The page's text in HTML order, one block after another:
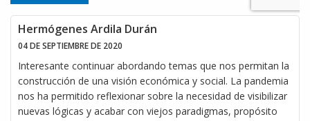
Hermógenes Ardila Durán
04 DE SEPTIEMBRE DE 2020
Interesante continuar abordando temas que nos permitan la
construcción de una visión económica y social. La pandemia
nos ha permitido reflexionar sobre la necesidad de visibilizar
nuevas lógicas y acabar con viejos paradigmas, propósito